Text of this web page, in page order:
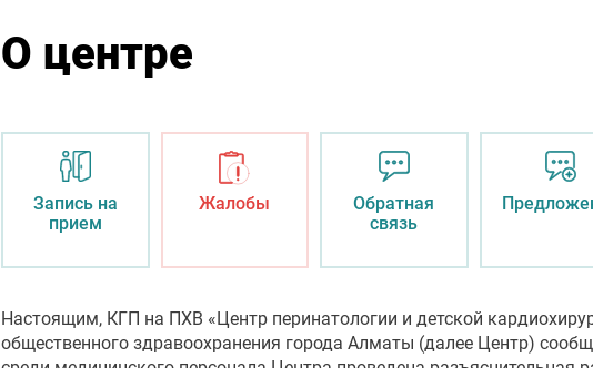
О центре
Запись на
прием
Жалобы
Обратная
связь
Настоящим, КГП на ПХВ «Центр перинатологии и детской
общественного здравоохранения города Алматы (далее Центр)